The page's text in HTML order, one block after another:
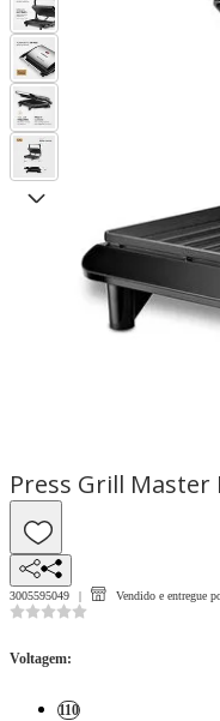
Press Grill Master
3005595049 Vendido e entregue
Voltagem:
110